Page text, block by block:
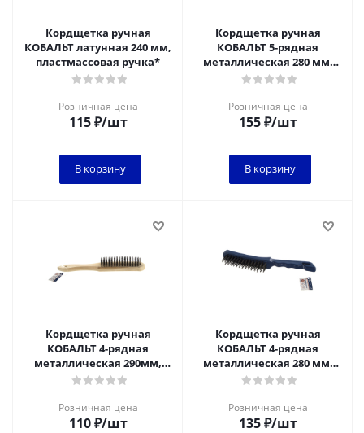
Кордщетка ручная
КОБАЛЬТ латунная 240 мм,
пластмассовая ручка*
Розничная цена
115₽/шт
В корзину
Кордщетка ручная
КОБАЛЬТ 5-рядная
металлическая 280 мм,
пластмассовая ручка
Розничная цена
155₽/шт
В корзину
Кордщетка ручная
КОБАЛЬТ 4-рядная
металлическая 290мм,
деревянная ручка
Розничная цена
110₽/шт
Кордщетка ручная
КОБАЛЬТ 4-рядная
металлическая 280 мм,
пластмассовая ручка*
Розничная цена
135₽/шт